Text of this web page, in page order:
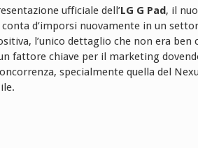
ufficiale dell’LG G Pad, il
conta d’imporsi nuovamente in un
l’unico dettaglio che non era
fattore chiave per il marketing
specialmente quella del